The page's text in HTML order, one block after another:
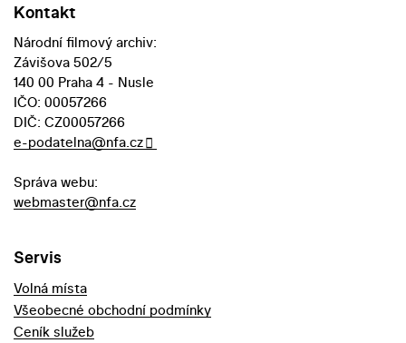
Kontakt
Národní filmový archiv:
Závišova 502/5
140 00 Praha 4 - Nusle
IČO: 00057266
DIČ: CZ00057266
e-podatelna@nfa.cz
Správa webu:
webmaster@nfa.cz
Servis
Volná místa
Všeobecné obchodní podmínky
Ceník služeb